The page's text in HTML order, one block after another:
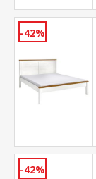
-42%
-42%